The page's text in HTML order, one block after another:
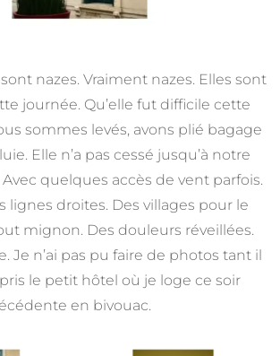
nazes. Vraiment nazes. Elles sont
journée. Qu’elle fut difficile cette
sommes levés, avons plié bagage
Elle n’a pas cessé jusqu’à notre
Avec quelques accès de vent parfois.
lignes droites. Des villages pour le
mignon. Des douleurs réveillées.
Je n’ai pas pu faire de photos tant il
pris le petit hôtel où je loge ce soir
en bivouac.